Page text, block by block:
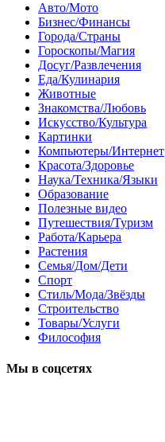
Авто/Мото
Бизнес/Финансы
Города/Страны
Гороскопы/Магия
Досуг/Развлечения
Еда/Кулинария
Животные
Знакомства/Любовь
Искусство/Культура
Картинки
Компьютеры/Интернет
Красота/Здоровье
Наука/Техника/Языки
Образование
Полезные видео
Путешествия/Туризм
Работа/Карьера
Растения
Семья/Дом/Дети
Спорт
Стиль/Мода/Звёзды
Строительство
Товары/Услуги
Философия
Мы в соцсетях